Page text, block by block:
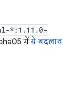
*:1.11.0-
में ये बदलाव